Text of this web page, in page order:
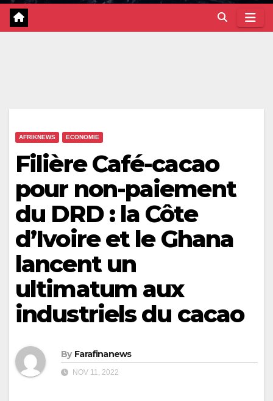
AFRIKNEWS ECONOMIE
Filière Café-cacao
pour non-paiement
du DRD : la Côte
d’Ivoire et le Ghana
lancent un
ultimatum aux
industriels du cacao
By Farafinanews
NOV 11, 2022